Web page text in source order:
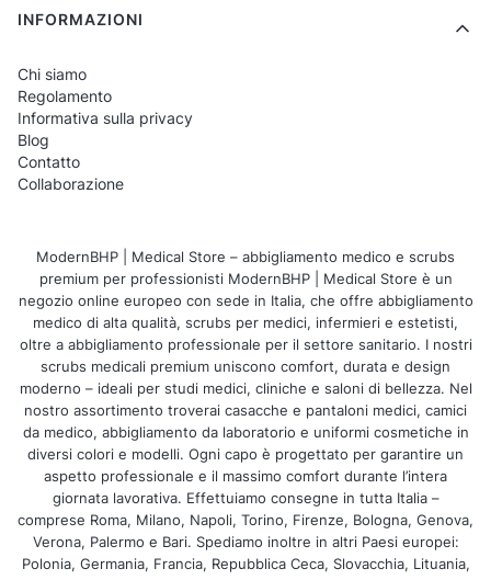
comfort nei movimenti.
gruppi, facili da adattare.
100% cotone
confortevoli, consigliati per lunghe ore di
lavoro.
durevoli, economici e resistenti allo
strappo.
Per chi sono destinati i
camici da laboratorio con
stampa?
Scuole superiori e tecnici – lezioni di
laboratorio, classi con profili chimici e
medici.
INFORMAZIONI
Chi siamo
Regolamento
Informativa sulla privacy
Blog
Contatto
Collaborazione
ModernBHP | Medical Store – abbigliamento medico e scrubs
premium per professionisti ModernBHP | Medical Store è un
negozio online europeo con sede in Italia, che offre abbigliamento
medico di alta qualità, scrubs per medici, infermieri e estetisti,
oltre a abbigliamento professionale per il settore sanitario. I nostri
scrubs medicali premium uniscono comfort, durata e design
moderno – ideali per studi medici, cliniche e saloni di bellezza. Nel
nostro assortimento troverai casacche e pantaloni medici, camici
da medico, abbigliamento da laboratorio e uniformi cosmetiche in
diversi colori e modelli. Ogni capo è progettato per garantire un
aspetto professionale e il massimo comfort durante l’intera
giornata lavorativa. Effettuiamo consegne in tutta Italia –
comprese Roma, Milano, Napoli, Torino, Firenze, Bologna, Genova,
Verona, Palermo e Bari. Spediamo inoltre in altri Paesi europei:
Polonia, Germania, Francia, Repubblica Ceca, Slovacchia, Lituania,